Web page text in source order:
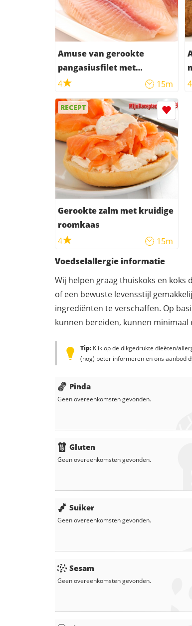
Amuse van gerookte
pangasiusfilet met
roomkaas
4 15m
4
RECEPT
Gerookte zalm met kruidige
roomkaas
4
15m
Voedselallergie informatie
Wij helpen graag thuiskoks en koks
of een bewuste levensstijl
ingrediënten te verschaffen. Op
kunnen bereiden, kunnen minimaal
Tip: Klik op de dikgedrukte dieëten/
(nog) beter informeren en ons aanbod
Pinda
Geen overeenkomsten gevonden.
Gluten
Geen overeenkomsten gevonden.
Suiker
Geen overeenkomsten gevonden.
Sesam
Geen overeenkomsten gevonden.